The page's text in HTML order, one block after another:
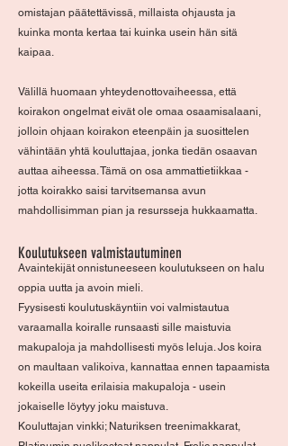
omistajan päätettävissä, millaista ohjausta ja
kuinka monta kertaa tai kuinka usein hän sitä
kaipaa.
Välillä huomaan yhteydenottovaiheessa, että
koirakon ongelmat eivät ole omaa osaamisalaani,
jolloin ohjaan koirakon eteenpäin ja suosittelen
vähintään yhtä kouluttajaa, jonka tiedän osaavan
auttaa aiheessa. Tämä on osa ammattietiikkaa -
jotta koirakko saisi tarvitsemansa avun
mahdollisimman pian ja resursseja hukkaamatta.
Koulutukseen valmistautuminen
Avaintekijät onnistuneeseen koulutukseen on halu
oppia uutta ja avoin mieli.
Fyysisesti koulutuskäyntiin voi valmistautua
varaamalla koiralle runsaasti sille maistuvia
makupaloja ja mahdollisesti myös leluja. Jos koira
on maultaan valikoiva, kannattaa ennen tapaamista
kokeilla useita erilaisia makupaloja - usein
jokaiselle löytyy joku maistuva.
Kouluttajan vinkki; Naturiksen treenimakkarat,